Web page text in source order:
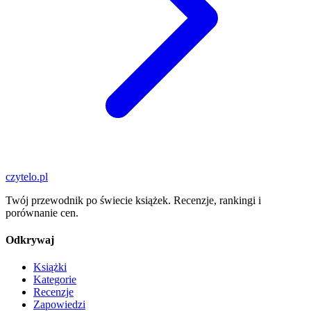
czytelo.pl
Twój przewodnik po świecie książek. Recenzje, rankingi i
porównanie cen.
Odkrywaj
Książki
Kategorie
Recenzje
Zapowiedzi